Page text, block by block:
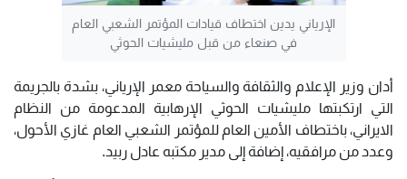
الإرياني يدين اختطاف قيادات المؤتمر الشعبي العام
في صنعاء من قبل مليشيات الحوثي
أدان وزير الإعلام والثقافة والسياحة معمر الإرياني، بشدة بالجريمة
التي ارتكبتها مليشيات الحوثي الإرهابية المدعومة من النظام
الايراني، باختطاف الأمين العام للمؤتمر الشعبي العام غازي الأحول،
وعدد من مرافقيه، إضافة إلى مدير مكتبه عادل ربيد.